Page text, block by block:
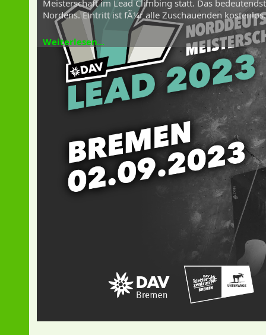
Meisterschaft im Lead Climbing statt. Das
Nordens. Eintritt ist fÃ¼r alle Zuschauenden kostenlos.
Weiterlesen...